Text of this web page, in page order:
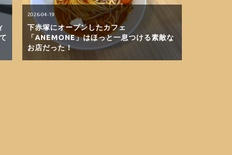
2026-04-19
下赤塚にオープンしたカフェ
「ANEMONE」はほっと一息つける素敵な
お店だった！